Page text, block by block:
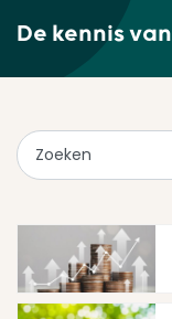
De kennis van
Zoeken